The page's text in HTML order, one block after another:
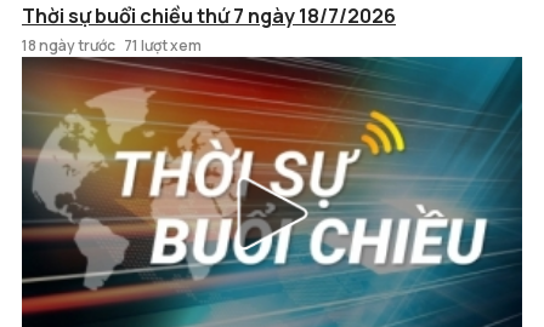
Thời sự buổi chiều thứ 7 ngày 18/7/2026
18 ngày trước 71 lượt xem